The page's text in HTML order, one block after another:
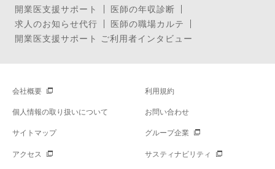
開業医支援サポート
医師の年収診断
求人のお知らせ代行
医師の職場カルテ
開業医支援サポート ご利用者インタビュー
会社概要 利用規約
個人情報の取り扱いについて お問い合わせ
サイトマップ グループ企業
アクセス サスティナビリティ